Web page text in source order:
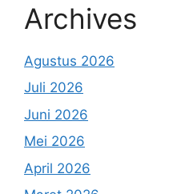
Archives
Agustus 2026
Juli 2026
Juni 2026
Mei 2026
April 2026